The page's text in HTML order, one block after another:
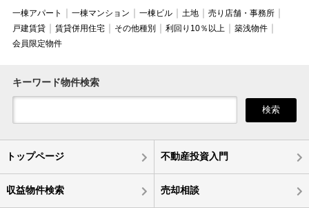
一棟アパート 一棟マンション 一棟ビル 土地
売り店舗・事務所
戸建賃貸
賃貸併用住宅 その他種別 利回り10％以上
築浅物件
会員限定物件
キーワード物件検索
検索
トップページ 不動産投資入門
収益物件検索 売却相談